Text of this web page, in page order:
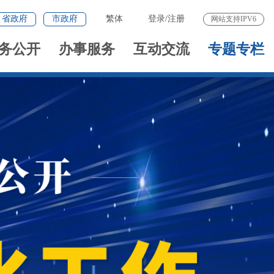
省政府 市政府 繁体 登录/注册 网站支持IPV6
公开 办事服务 互动交流 专题专栏